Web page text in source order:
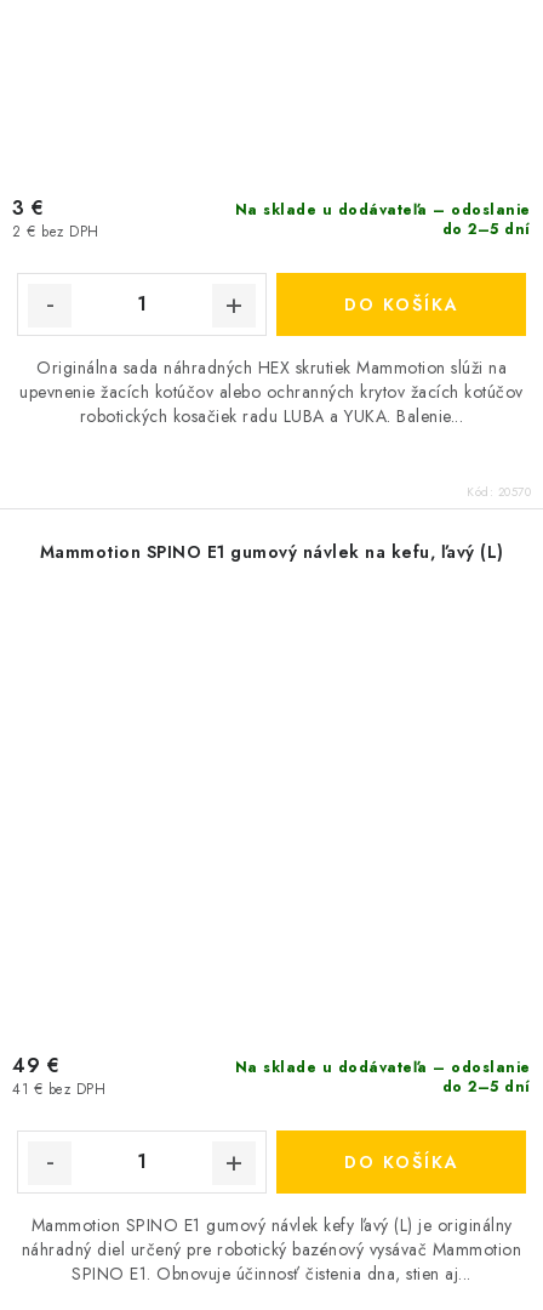
Na sklade u dodávateľa – odoslanie
do 2–5 dní
2 € bez DPH
3 €
DO KOŠÍKA
Originálna sada náhradných HEX skrutiek Mammotion slúži na
upevnenie žacích kotúčov alebo ochranných krytov žacích kotúčov
robotických kosačiek radu LUBA a YUKA. Balenie...
Kód: 20570
Mammotion SPINO E1 gumový návlek na kefu, ľavý (L)
Na sklade u dodávateľa – odoslanie
do 2–5 dní
41 € bez DPH
49 €
DO KOŠÍKA
Mammotion SPINO E1 gumový návlek kefy ľavý (L) je originálny
náhradný diel určený pre robotický bazénový vysávač Mammotion
SPINO E1. Obnovuje účinnosť čistenia dna, stien aj...